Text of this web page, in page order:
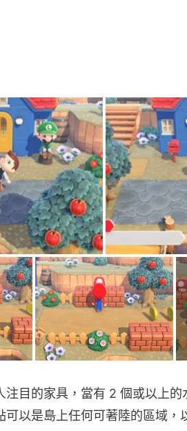
注目的家具，當有 2 個或以上
可以是島上任何可著陸的區域，